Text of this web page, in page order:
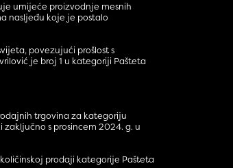
umijeće proizvodnje mesnih
nasljeđu koje je postalo
povezujući prošlost s
je broj 1 u kategoriji Pašteta
trgovina za kategoriju
zaključno s prosincem 2024. g. u
prodaji kategorije Pašteta